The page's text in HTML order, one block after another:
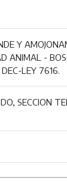
Y
ANIMAL -
LEY 7616.
SECCION